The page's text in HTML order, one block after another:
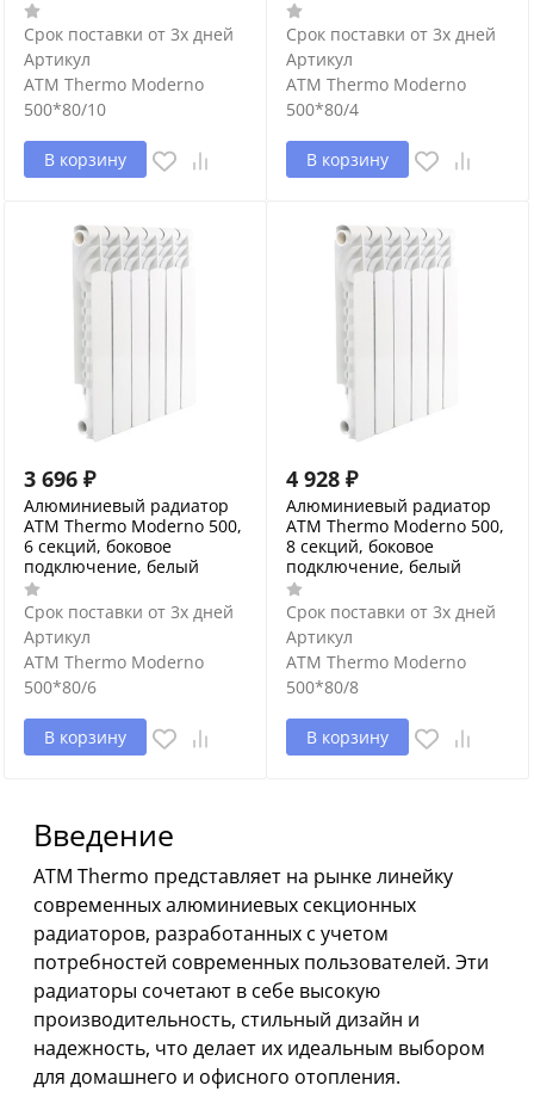
Срок поставки от 3х дней
Артикул
ATM Thermo Moderno
500*80/10
В корзину
Срок поставки от 3х дней
Артикул
ATM Thermo Moderno
500*80/4
В корзину
3 696 ₽
Алюминиевый радиатор
ATM Thermo Moderno 500,
6 секций, боковое
подключение, белый
Срок поставки от 3х дней
Артикул
ATM Thermo Moderno
500*80/6
В корзину
4 928 ₽
Алюминиевый радиатор
ATM Thermo Moderno 500,
8 секций, боковое
подключение, белый
Срок поставки от 3х дней
Артикул
ATM Thermo Moderno
500*80/8
В корзину
Введение
ATM Thermo представляет на рынке линейку
современных алюминиевых секционных
радиаторов, разработанных с учетом
потребностей современных пользователей. Эти
радиаторы сочетают в себе высокую
производительность, стильный дизайн и
надежность, что делает их идеальным выбором
для домашнего и офисного отопления.